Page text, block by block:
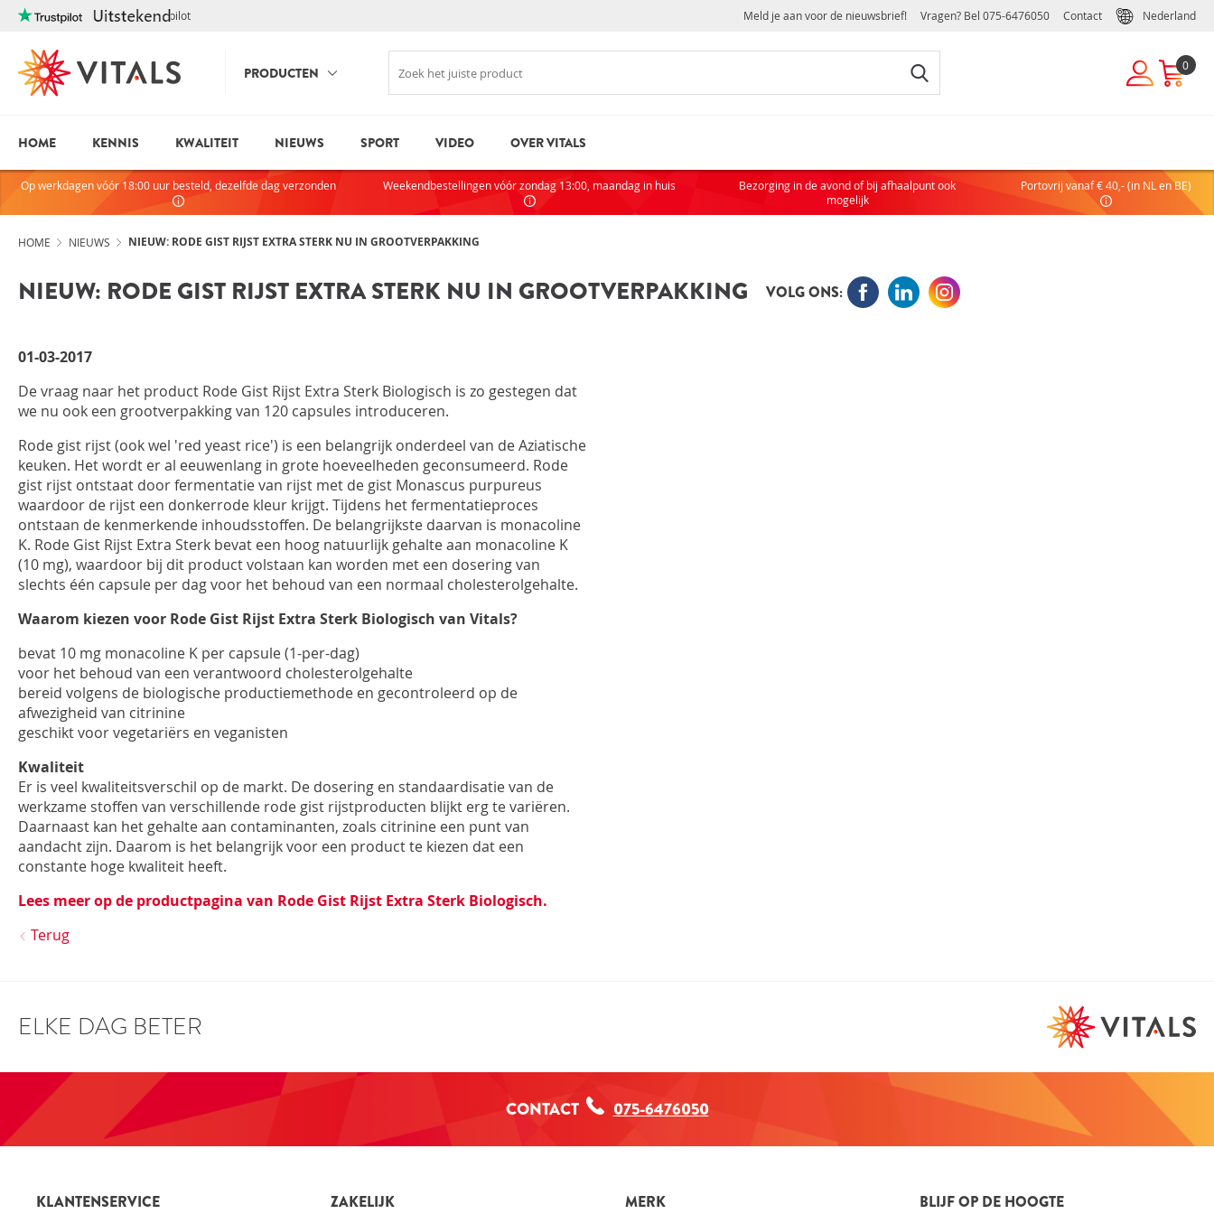
Trustpilot Meld je aan voor de nieuwsbrief! Vragen? Bel 075-6476050 Contact Nederland
PRODUCTEN 0
We staan elke dag voor je klaar!
Indien we je ergens mee kunnen
helpen, neem dan contact met
075-6476050
E-mailadres
Wachtwoord
Blijf ingelogd
INLOGGEN
Als je nog geen account hebt, maak dan eenvoudig en snel een
particulier of zakelijk account aan:
ACCOUNT AANVRAGEN
HOME KENNIS KWALITEIT NIEUWS SPORT VIDEO OVER VITALS
Op werkdagen vóór 18:00 uur besteld, dezelfde dag verzonden Weekendbestellingen vóór zondag 13:00, maandag in huis
Bezorging in de avond of bij afhaalpunt ook
mogelijk
Portovrij vanaf € 40,- (in NL en BE)
HOME NIEUWS NIEUW: RODE GIST RIJST EXTRA STERK NU IN GROOTVERPAKKING
NIEUW: RODE GIST RIJST EXTRA STERK NU IN GROOTVERPAKKING VOLG ONS:
01-03-2017
De vraag naar het product Rode Gist Rijst Extra Sterk Biologisch is zo gestegen dat
we nu ook een grootverpakking van 120 capsules introduceren.
Rode gist rijst (ook wel 'red yeast rice') is een belangrijk onderdeel van de Aziatische
keuken. Het wordt er al eeuwenlang in grote hoeveelheden geconsumeerd. Rode
gist rijst ontstaat door fermentatie van rijst met de gist Monascus purpureus
waardoor de rijst een donkerrode kleur krijgt. Tijdens het fermentatieproces
ontstaan de kenmerkende inhoudsstoffen. De belangrijkste daarvan is monacoline
K. Rode Gist Rijst Extra Sterk bevat een hoog natuurlijk gehalte aan monacoline K
(10 mg), waardoor bij dit product volstaan kan worden met een dosering van
slechts één capsule per dag voor het behoud van een normaal cholesterolgehalte.
Waarom kiezen voor Rode Gist Rijst Extra Sterk Biologisch van Vitals?
bevat 10 mg monacoline K per capsule (1-per-dag)
voor het behoud van een verantwoord cholesterolgehalte
bereid volgens de biologische productiemethode en gecontroleerd op de
afwezigheid van citrinine
geschikt voor vegetariërs en veganisten
Kwaliteit
Er is veel kwaliteitsverschil op de markt. De dosering en standaardisatie van de
werkzame stoffen van verschillende rode gist rijstproducten blijkt erg te variëren.
Daarnaast kan het gehalte aan contaminanten, zoals citrinine een punt van
aandacht zijn. Daarom is het belangrijk voor een product te kiezen dat een
constante hoge kwaliteit heeft.
Lees meer op de productpagina van Rode Gist Rijst Extra Sterk Biologisch.
Terug
ELKE DAG BETER
CONTACT 075-6476050
KLANTENSERVICE ZAKELIJK MERK BLIJF OP DE HOOGTE